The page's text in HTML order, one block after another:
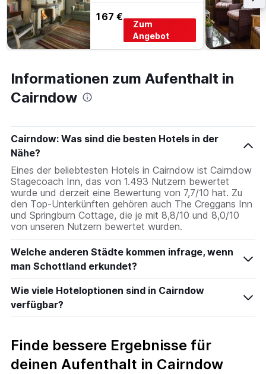
167 €
Zum
Angebot
Informationen zum Aufenthalt in
Cairndow
Cairndow: Was sind die besten Hotels in der
Nähe?
Eines der beliebtesten Hotels in Cairndow ist Cairndow
Stagecoach Inn, das von 1.493 Nutzern bewertet
wurde und derzeit eine Bewertung von 7,7/10 hat. Zu
den Top-Unterkünften gehören auch The Creggans Inn
und Springburn Cottage, die je mit 8,8/10 und 8,0/10
von unseren Nutzern bewertet wurden.
Welche anderen Städte kommen infrage, wenn
man Schottland erkundet?
Wie viele Hoteloptionen sind in Cairndow
verfügbar?
Finde bessere Ergebnisse für
deinen Aufenthalt in Cairndow